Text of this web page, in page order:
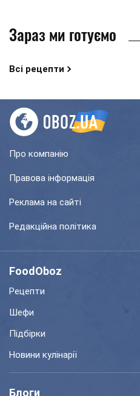
Зараз ми готуємо
Всі рецепти
Про компанію
Правова інформація
Реклама на сайті
Редакційна політика
FoodOboz
Рецепти
Шефи
Підбірки
Новини кулінарії
Блоги